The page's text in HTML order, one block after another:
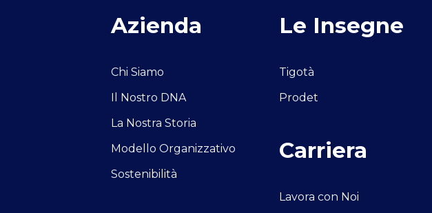
Azienda
Chi Siamo
Il Nostro DNA
La Nostra Storia
Modello Organizzativo
Sostenibilità
Le Insegne
Tigotà
Prodet
Carriera
Lavora con Noi